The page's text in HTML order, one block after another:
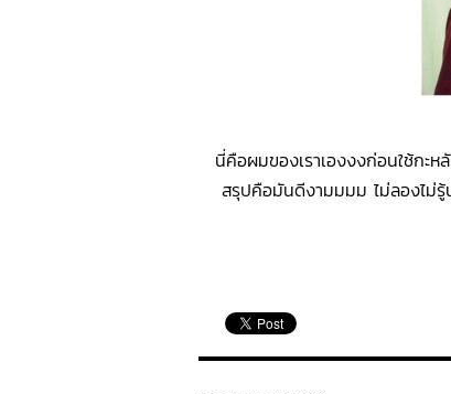
นี่คือผมของเราเองงงก่อนใช้กะห
สรุปคือมันดีงามมมม ไม่ลองไม่รู้